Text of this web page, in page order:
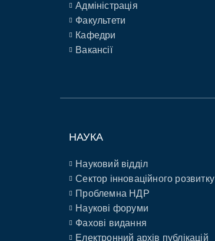
Адміністрація
Факультети
Кафедри
Вакансії
НАУКА
Науковий відділ
Сектор інноваційного розвитку
Проблемна НДР
Наукові форуми
Фахові видання
Електронний архів публікацій